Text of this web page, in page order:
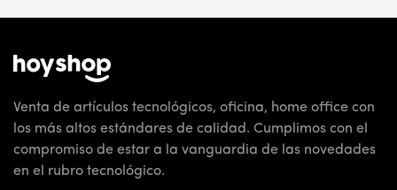
Venta de artículos tecnológicos, oficina, home office con
los más altos estándares de calidad. Cumplimos con el
compromiso de estar a la vanguardia de las novedades
en el rubro tecnológico.